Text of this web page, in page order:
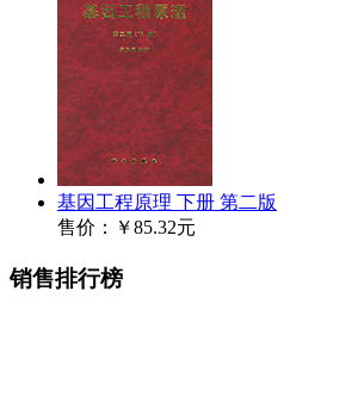
基因工程原理 下册 第二版
售价：
￥85.32元
销售排行榜